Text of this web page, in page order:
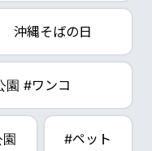
沖縄そばの日
園 #ワンコ
#ペット